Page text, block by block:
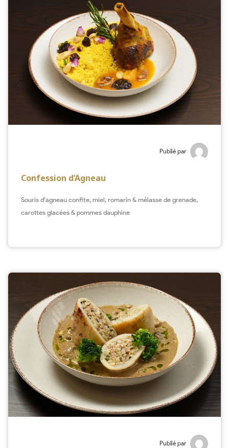
Publié par
Confession d’Agneau
Souris d’agneau confite, miel, romarin & mélasse de grenade,
carottes glacées & pommes dauphine
Publié par